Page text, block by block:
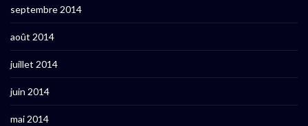
septembre 2014
août 2014
juillet 2014
juin 2014
mai 2014